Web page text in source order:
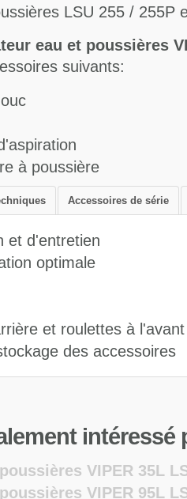
LSU 255 / 255P
eau et poussières
suivants:
à poussière
Accessoires de série
et d'entretien
optimale
et roulettes à
des accessoires
: 8 m
: orange
: 24.5 Kg
x 58.6 x 94.8 cm
mm (réf. VA80036)
(réf. VA80400)
VA86700)
intéressé
VIPER 35L
VIPER 95L